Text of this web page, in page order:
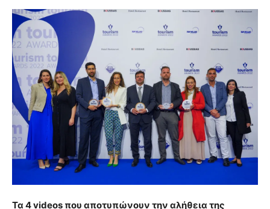
Τα 4videos που αποτυπώνουν την αλήθεια της